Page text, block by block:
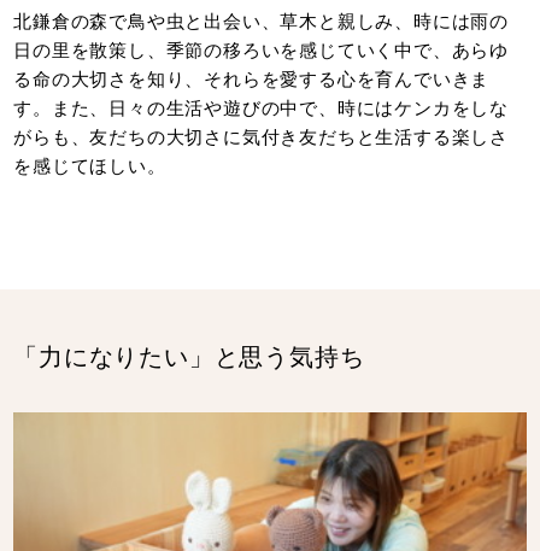
北鎌倉の森で鳥や虫と出会い、草木と親しみ、時には雨の
日の里を散策し、季節の移ろいを感じていく中で、あらゆ
る命の大切さを知り、それらを愛する心を育んでいきま
す。また、日々の生活や遊びの中で、時にはケンカをしな
がらも、友だちの大切さに気付き友だちと生活する楽しさ
を感じてほしい。
「力になりたい」と思う気持ち